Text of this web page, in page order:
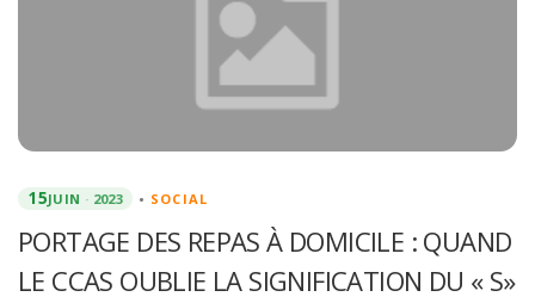
15JUIN 2023 • SOCIAL
PORTAGE DES REPAS À DOMICILE : QUAND
LE CCAS OUBLIE LA SIGNIFICATION DU « S»